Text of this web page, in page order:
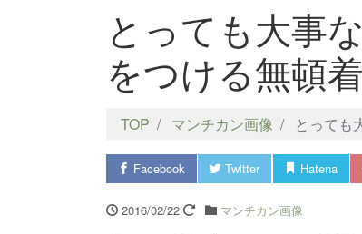
とっても大事
をつける無頓
TOP マンチカン画像 とっても
Facebook Twitter Hatena
2016/02/22 マンチカン画像